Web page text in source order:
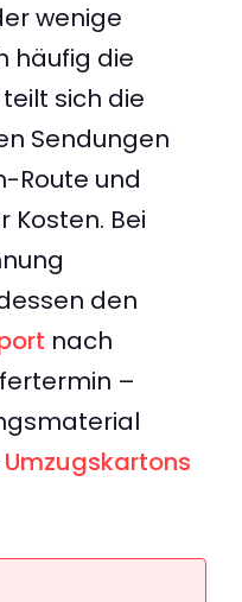
wenige
häufig die
sich die
Sendungen
Route und
Bei
den
nach
–
Umzugskartons